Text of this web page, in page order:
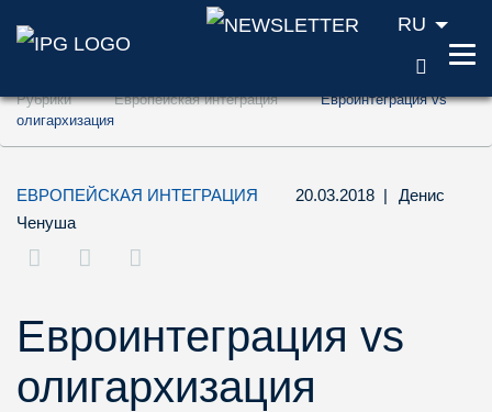
Перейти к содержанию (ключ доступа
Перейти к поиску (ключ доступа '2')
RU
Рубрики Европейская интеграция
Евроинтеграция vs
олигархизация
ЕВРОПЕЙСКАЯ ИНТЕГРАЦИЯ 20.03.2018 |
Денис
Ченуша
Евроинтеграция vs
олигархизация